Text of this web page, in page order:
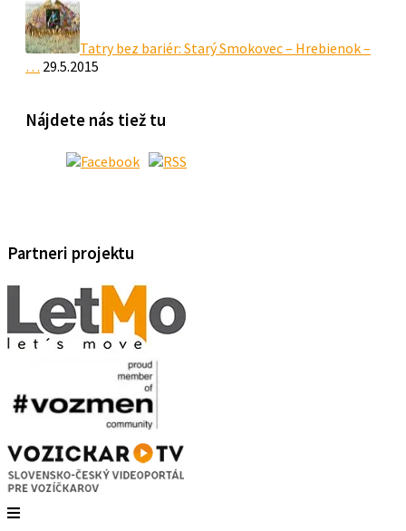
Tatry bez bariér: Starý Smokovec – Hrebienok –
… 29.5.2015
Nájdete nás tiež tu
Partneri projektu